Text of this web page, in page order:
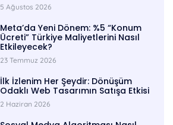
5 Ağustos 2026
Meta’da Yeni Dönem: %5 “Konum
Ücreti” Türkiye Maliyetlerini Nasıl
Etkileyecek?
23 Temmuz 2026
İlk İzlenim Her Şeydir: Dönüşüm
Odaklı Web Tasarımın Satışa Etkisi
2 Haziran 2026